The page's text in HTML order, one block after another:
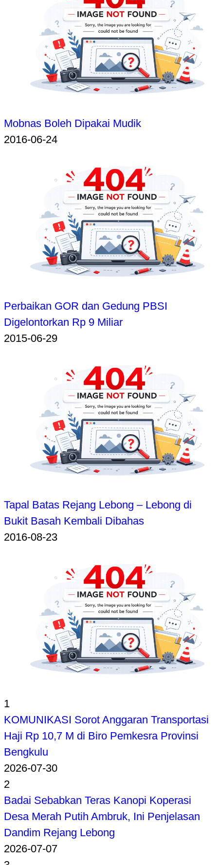
Mobnas Boleh Dipakai Mudik
2016-06-24
Perbaikan GOR dan Gedung PBSI
Digelontorkan Rp 9 Miliar
2015-06-29
Tapal Batas Rejang Lebong – Lebong di
Bukit Basah Kembali Dibahas
2016-08-23
1
KOMUNIKASI Sorot Anggaran Transportasi
Haji Rp 10,7 M di Biro Pemkesra Provinsi
Bengkulu
2026-07-30
2
Badai Sebabkan Teras Kanopi Koperasi
Desa Merah Putih Ambruk, Ini Penjelasan
Dandim Rejang Lebong
2026-07-07